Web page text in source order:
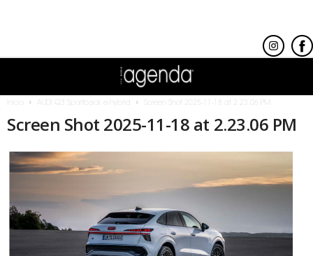
AUDI Q3 Sportback e-hybrid Screen Shot 2025-11-18 at 2.23.06 PM
Screen Shot 2025-11-18 at 2.23.06 PM